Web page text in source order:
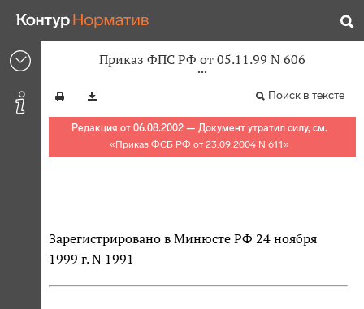
Приказ ФПС РФ от 05.11.99 N 606
Поиск в тексте
Редакция от 06.08.2002 — Документ утратил силу, см.
«Приказ ФСБ РФ от 23.09.2004 N 611 »
Зарегистрировано в Минюсте РФ 24 ноября
1999 г. N 1991